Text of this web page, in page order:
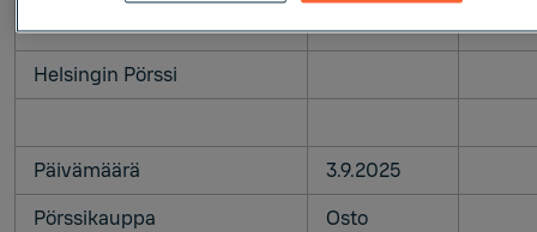
Helsingin Pörssi
Päivämäärä
3.9.2025
Pörssikauppa
Osto